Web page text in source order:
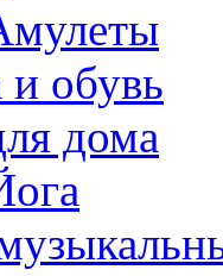
обувь
дома